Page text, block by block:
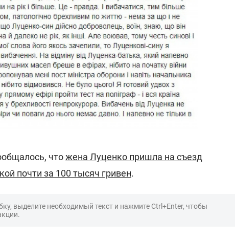
чтожена Луценко пришла на съезд
почти за 100 тысяч гривен.
выделите необходимый текст и нажмите Ctrl+Enter, чтобы